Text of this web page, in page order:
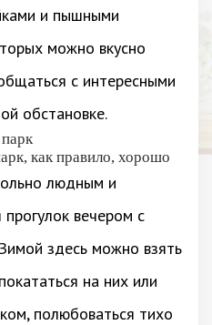
и пышными
можно вкусно
с интересными
обстановке.
как правило, хорошо
людным и
вечером с
здесь можно взять
на них или
полюбоваться тихо